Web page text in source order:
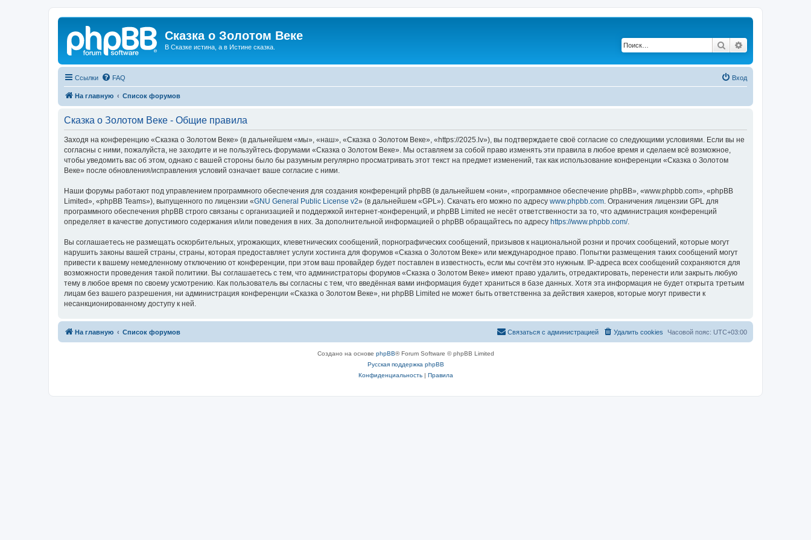
Сказка о Золотом Веке
В Сказке истина, а в Истине сказка. Поиск
Ссылки FAQ Вход
На главную Список форумов
Сказка о Золотом Веке - Общие правила
Заходя на конференцию «Сказка о Золотом Веке» (в дальнейшем «мы», «наш», «Сказка о Золотом Веке», «https://2025.lv»), вы подтверждаете своё согласие со следующими условиями. Если вы не
согласны с ними, пожалуйста, не заходите и не пользуйтесь форумами «Сказка о Золотом Веке». Мы оставляем за собой право изменять эти правила в любое время и сделаем всё возможное,
чтобы уведомить вас об этом, однако с вашей стороны было бы разумным регулярно просматривать этот текст на предмет изменений, так как использование конференции «Сказка о Золотом
Веке» после обновления/исправления условий означает ваше согласие с ними.
Наши форумы работают под управлением программного обеспечения для создания конференций phpBB (в дальнейшем «они», «программное обеспечение phpBB», «www.phpbb.com», «phpBB
Limited», «phpBB Teams»), выпущенного по лицензии «GNU General Public License v2» (в дальнейшем «GPL»). Скачать его можно по адресу www.phpbb.com . Ограничения лицензии GPL для
программного обеспечения phpBB строго связаны с организацией и поддержкой интернет-конференций, и phpBB Limited не несёт ответственности за то, что администрация конференций
определяет в качестве допустимого содержания и/или поведения в них. За дополнительной информацией о phpBB обращайтесь по адресу https://www.phpbb.com/.
Вы соглашаетесь не размещать оскорбительных, угрожающих, клеветнических сообщений, порнографических сообщений, призывов к национальной розни и прочих сообщений, которые могут
нарушить законы вашей страны, страны, которая предоставляет услуги хостинга для форумов «Сказка о Золотом Веке» или международное право. Попытки размещения таких сообщений могут
привести к вашему немедленному отключению от конференции, при этом ваш провайдер будет поставлен в известность, если мы сочтём это нужным. IP-адреса всех сообщений сохраняются для
возможности проведения такой политики. Вы соглашаетесь с тем, что администраторы форумов «Сказка о Золотом Веке» имеют право удалить, отредактировать, перенести или закрыть любую
тему в любое время по своему усмотрению. Как пользователь вы согласны с тем, что введённая вами информация будет храниться в базе данных. Хотя эта информация не будет открыта третьим
лицам без вашего разрешения, ни администрация конференции «Сказка о Золотом Веке», ни phpBB Limited не может быть ответственна за действия хакеров, которые могут привести к
несанкционированному доступу к ней.
На главную Список форумов Часовой пояс: UTC+03:00
Удалить cookies
Связаться с администрацией
Создано на основе phpBB® Forum Software © phpBB Limited
Русская поддержка phpBB
Конфиденциальность| Правила